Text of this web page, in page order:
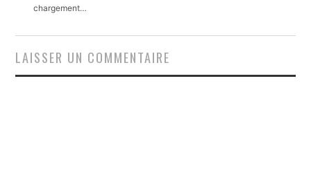
chargement…
LAISSER UN COMMENTAIRE